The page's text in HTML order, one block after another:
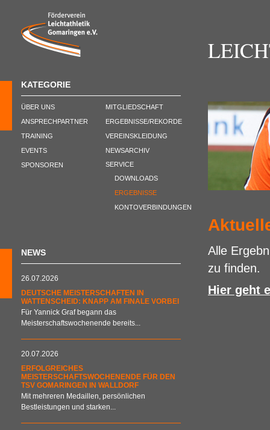
KATEGORIE
ÜBER UNS
ANSPRECHPARTNER
TRAINING
EVENTS
SPONSOREN
MITGLIEDSCHAFT
ERGEBNISSE/REKORDE
VEREINSKLEIDUNG
NEWSARCHIV
SERVICE
DOWNLOADS
ERGEBNISSE
KONTOVERBINDUNGEN
NEWS
26.07.2026
DEUTSCHE MEISTERSCHAFTEN IN
WATTENSCHEID: KNAPP AM FINALE VORBEI
Für Yannick Graf begann das
Meisterschaftswochenende bereits...
20.07.2026
ERFOLGREICHES
MEISTERSCHAFTSWOCHENENDE FÜR DEN
TSV GOMARINGEN IN WALLDORF
Mit mehreren Medaillen, persönlichen
Bestleistungen und starken...
Alle
zu finden.
Hier geht